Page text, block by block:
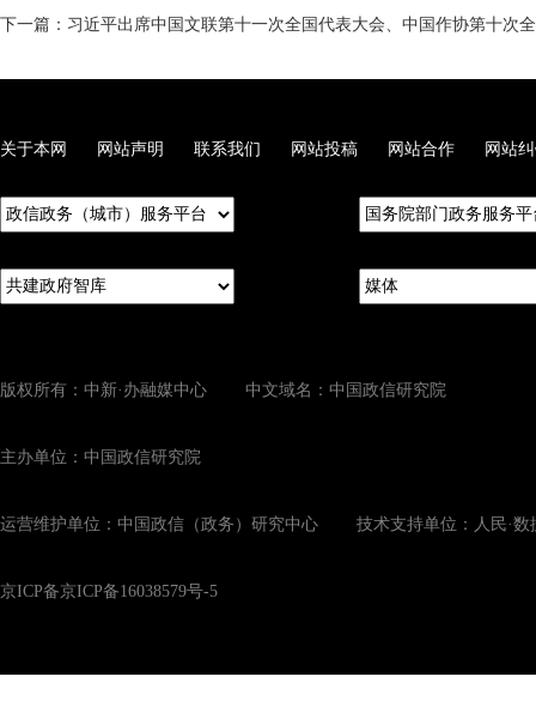
下一篇：习近平出席中国文联第十一次全国代表大会、中国作协第十次
关于本网 网站声明 联系我们 网站投稿 网站合作 网站
版权所有：中新·办融媒中心 中文域名：中国政信研究院
主办单位：中国政信研究院
运营维护单位：中国政信（政务）研究中心 技术支持单位：人民·数
京ICP备京ICP备16038579号-5